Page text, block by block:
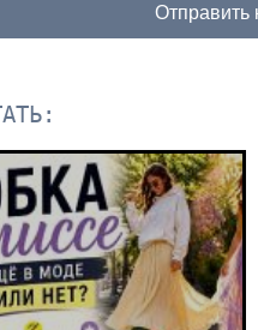
Отправить